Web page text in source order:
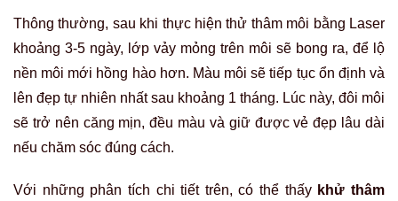
Thông thường, sau khi thực hiện thử thâm môi bằng Laser
khoảng 3-5 ngày, lớp vảy mỏng trên môi sẽ bong ra, để lộ
nền môi mới hồng hào hơn. Màu môi sẽ tiếp tục ổn định và
lên đẹp tự nhiên nhất sau khoảng 1 tháng. Lúc này, đôi môi
sẽ trở nên căng mịn, đều màu và giữ được vẻ đẹp lâu dài
nếu chăm sóc đúng cách.
Với những phân tích chi tiết trên, có thể thấy khử thâm